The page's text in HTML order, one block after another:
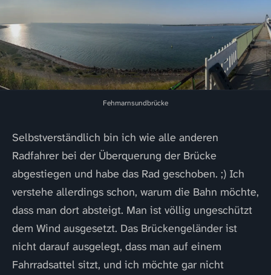
Fehmarnsundbrücke
Selbstverständlich bin ich wie alle anderen
Radfahrer bei der Überquerung der Brücke
abgestiegen und habe das Rad geschoben. ;) Ich
verstehe allerdings schon, warum die Bahn möchte,
dass man dort absteigt. Man ist völlig ungeschützt
dem Wind ausgesetzt. Das Brückengeländer ist
nicht darauf ausgelegt, dass man auf einem
Fahrradsattel sitzt, und ich möchte gar nicht